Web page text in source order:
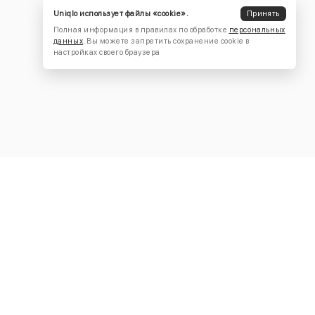
Uniqlo использует файлы «cookie».
Принять
Полная информация в правилах по обработке персональных
данных. Вы можете запретить сохранение cookie в
настройках своего браузера